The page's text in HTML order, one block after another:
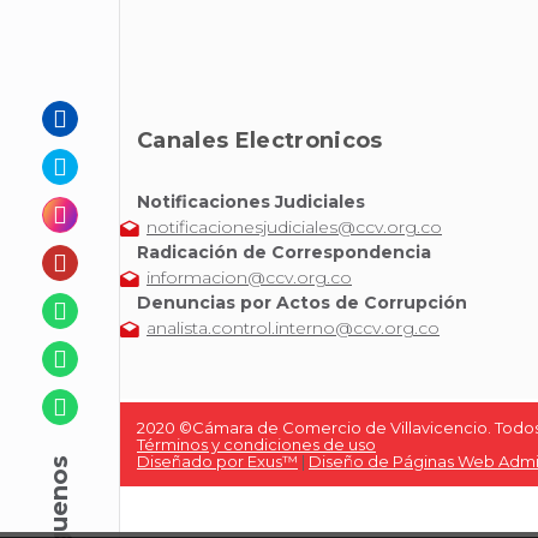
Canales Electronicos
Notificaciones Judiciales
notificacionesjudiciales@ccv.org.co
Radicación de Correspondencia
informacion@ccv.org.co
Denuncias por Actos de Corrupción
analista.control.interno@ccv.org.co
2020 ©Cámara de Comercio de Villavicencio.
Términos y condiciones de uso
Diseñado por Exus™ | Diseño de Páginas Web